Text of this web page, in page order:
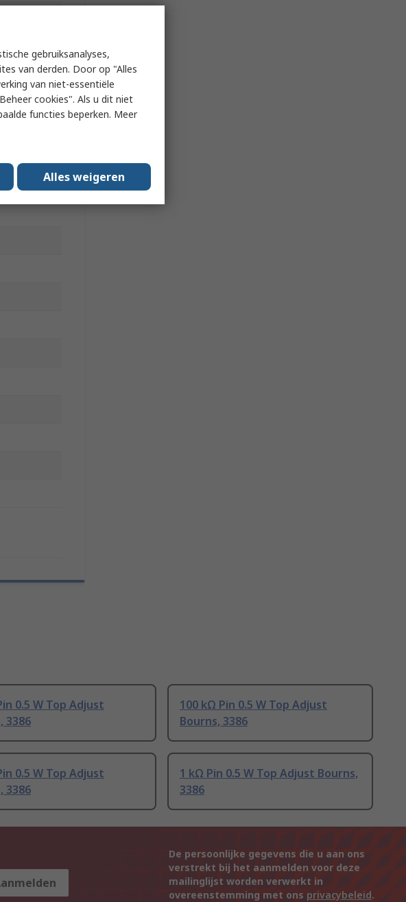
0.5 W Top Adjust
3386
100 kΩ Pin 0.5 W Top Adjust
Bourns, 3386
0.5 W Top Adjust
3386
1 kΩ Pin 0.5 W Top Adjust Bourns,
3386
De persoonlijke gegevens die u aan ons
verstrekt bij het aanmelden voor deze
mailinglijst worden verwerkt in
overeenstemming met ons privacybeleid.
gebruiksanalyses,
van derden. Door op "Alles
van niet-essentiële
cookies". Als u dit niet
functies beperken. Meer
Alles weigeren